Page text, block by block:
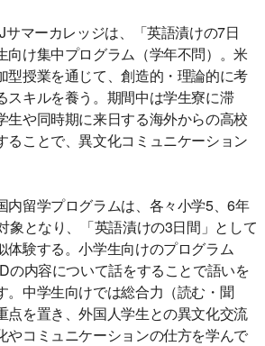
マーカレッジは、「英語漬けの7日
向け集中プログラム（学年不問）。米
型授業を通じて、創造的・理論的に考
スキルを養う。期間中は学生寮に滞
生や同時期に来日する海外からの高校
ることで、異文化コミュニケーション
留学プログラムは、各々小学5、6年
象となり、「英語漬けの3日間」として
体験する。小学生向けのプログラム
の内容について話をすることで語いを
。中学生向けでは総合力（読む・聞
点を置き、外国人学生との異文化交流
やコミュニケーションの仕方を学んで